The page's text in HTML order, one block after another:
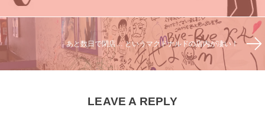
あと数日で閉店… というマクドナルドの店内が凄い！
LEAVE A REPLY